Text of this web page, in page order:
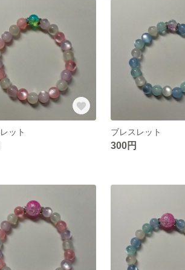
ット ブレスレット
300円